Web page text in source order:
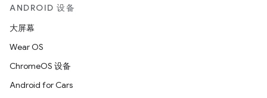
ANDROID 设备
大屏幕
Wear OS
ChromeOS 设备
Android for Cars